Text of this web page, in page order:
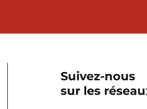
Suivez-nous
sur les